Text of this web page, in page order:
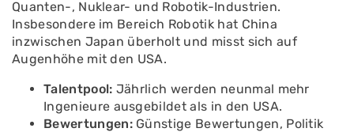
Quanten-, Nuklear- und Robotik-Industrien.
Insbesondere im Bereich Robotik hat China
inzwischen Japan überholt und misst sich auf
Augenhöhe mit den USA.
Talentpool: Jährlich werden neunmal mehr
Ingenieure ausgebildet als in den USA.
Bewertungen:Günstige Bewertungen, Politik